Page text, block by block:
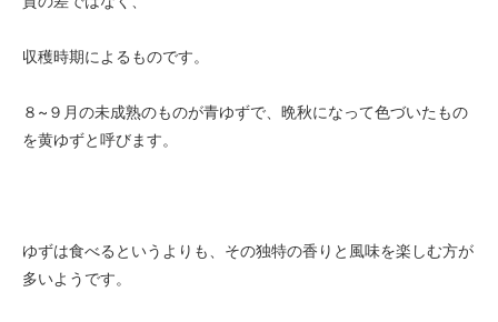
収穫時期によるものです。
８~９月の未成熟のものが青ゆずで、晩秋になって色づいたもの
を黄ゆずと呼びます。
ゆずは食べるというよりも、その独特の香りと風味を楽しむ方が
多いようです。